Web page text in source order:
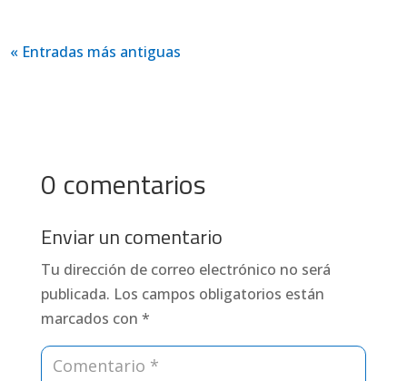
« Entradas más antiguas
0 comentarios
Enviar un comentario
Tu dirección de correo electrónico no será
publicada. Los campos obligatorios están
marcados con *